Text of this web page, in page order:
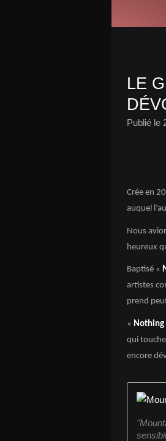
LE
Publié le
Crée en
auquel
Nous
heureux
Baptisé «
artistes
prend
« Nothing
qui
encore